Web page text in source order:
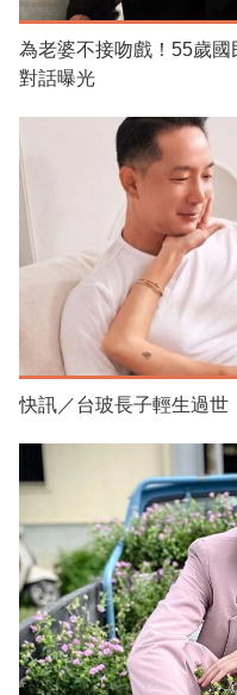
為老婆不接吻戲！55歲
對話曝光
快訊／台玻長子輕生過世